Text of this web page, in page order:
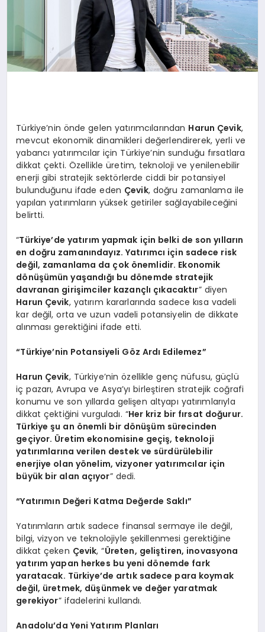
Türkiye’nin önde gelen yatırımcılarından Harun Çevik,
mevcut ekonomik dinamikleri değerlendirerek, yerli ve
yabancı yatırımcılar için Türkiye’nin sunduğu fırsatlara
dikkat çekti. Özellikle üretim, teknoloji ve yenilenebilir
enerji gibi stratejik sektörlerde ciddi bir potansiyel
bulunduğunu ifade eden Çevik, doğru zamanlama ile
yapılan yatırımların yüksek getiriler sağlayabileceğini
belirtti.
“Türkiye’de yatırım yapmak için belki de son yılların
en doğru zamanındayız. Yatırımcı için sadece risk
değil, zamanlama da çok önemlidir. Ekonomik
dönüşümün yaşandığı bu dönemde stratejik
davranan girişimciler kazançlı çıkacaktır” diyen
Harun Çevik, yatırım kararlarında sadece kısa vadeli
kar değil, orta ve uzun vadeli potansiyelin de dikkate
alınması gerektiğini ifade etti.
“Türkiye’nin Potansiyeli Göz Ardı Edilemez”
Harun Çevik, Türkiye’nin özellikle genç nüfusu, güçlü
iç pazarı, Avrupa ve Asya’yı birleştiren stratejik coğrafi
konumu ve son yıllarda gelişen altyapı yatırımlarıyla
dikkat çektiğini vurguladı. “Her kriz bir fırsat doğurur.
Türkiye şu an önemli bir dönüşüm sürecinden
geçiyor. Üretim ekonomisine geçiş, teknoloji
yatırımlarına verilen destek ve sürdürülebilir
enerjiye olan yönelim, vizyoner yatırımcılar için
büyük bir alan açıyor” dedi.
“Yatırımın Değeri Katma Değerde Saklı”
Yatırımların artık sadece finansal sermaye ile değil,
bilgi, vizyon ve teknolojiyle şekillenmesi gerektiğine
dikkat çeken Çevik, “Üreten, geliştiren, inovasyona
yatırım yapan herkes bu yeni dönemde fark
yaratacak. Türkiye’de artık sadece para koymak
değil, üretmek, düşünmek ve değer yaratmak
gerekiyor” ifadelerini kullandı.
Anadolu’da Yeni Yatırım Planları